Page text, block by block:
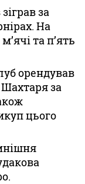
за
На
та п’ять
орендував
за
цього